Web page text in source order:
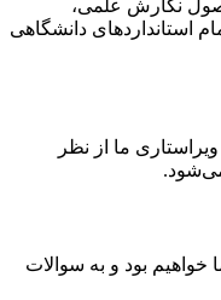
نگارش علمی،
استانداردهای دانشگاهی
ما از نظر
خواهیم بود و به سوالات